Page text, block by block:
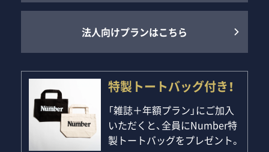
法人向けプランはこちら
特製トートバッグ付き！
「雑誌＋年額プラン」にご加入
いただくと、全員にNumber特
製トートバッグをプレゼント。